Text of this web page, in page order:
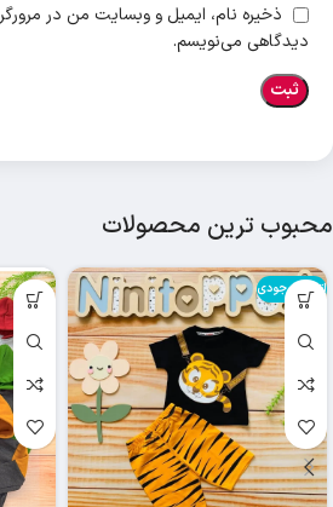
ذخیره نام، ایمیل و وبسایت من در مرورگر
دیدگاهی می‌نویسم.
محبوب ترین محصولات
اتمام موجودی